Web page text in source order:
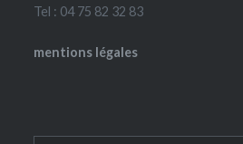
Tel : 04 75 82 32 83
mentions légales